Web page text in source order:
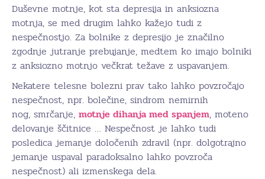
Duševne motnje, kot sta depresija in anksiozna
motnja, se med drugim lahko kažejo tudi z
nespečnostjo. Za bolnike z depresijo je značilno
zgodnje jutranje prebujanje, medtem ko imajo bolniki
z anksiozno motnjo večkrat težave z uspavanjem.
Nekatere telesne bolezni prav tako lahko povzročajo
nespečnost, npr. bolečine, sindrom nemirnih
nog, smrčanje, motnje dihanja med spanjem, moteno
delovanje ščitnice … Nespečnost je lahko tudi
posledica jemanje določenih zdravil (npr. dolgotrajno
jemanje uspaval paradoksalno lahko povzroča
nespečnost) ali izmenskega dela.